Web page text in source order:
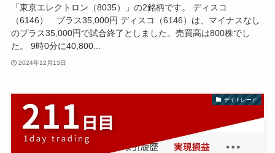
「東京エレクトロン（8035）」の2銘柄です。 ディスコ
（6146） プラス35,000円 ディスコ（6146）は、マイナスなし
のプラス35,000円で試合終了としました。売買高は800株でし
た。 9時0分に40,800...
2024年12月13日
デイトレード